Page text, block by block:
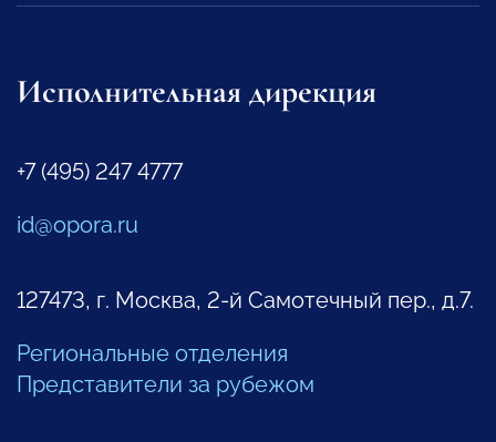
Исполнительная дирекция
+7 (495) 247 4777
id@opora.ru
127473, г. Москва, 2-й Самотечный пер., д.7.
Региональные отделения
Представители за рубежом